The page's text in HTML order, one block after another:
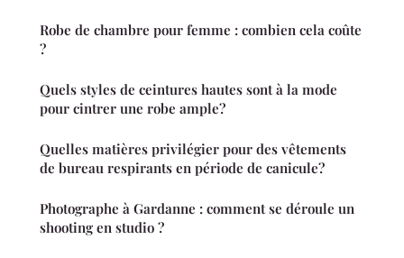
Robe de chambre pour femme : combien cela coûte
?
Quels styles de ceintures hautes sont à la mode
pour cintrer une robe ample?
Quelles matières privilégier pour des vêtements
de bureau respirants en période de canicule?
Photographe à Gardanne : comment se déroule un
shooting en studio ?